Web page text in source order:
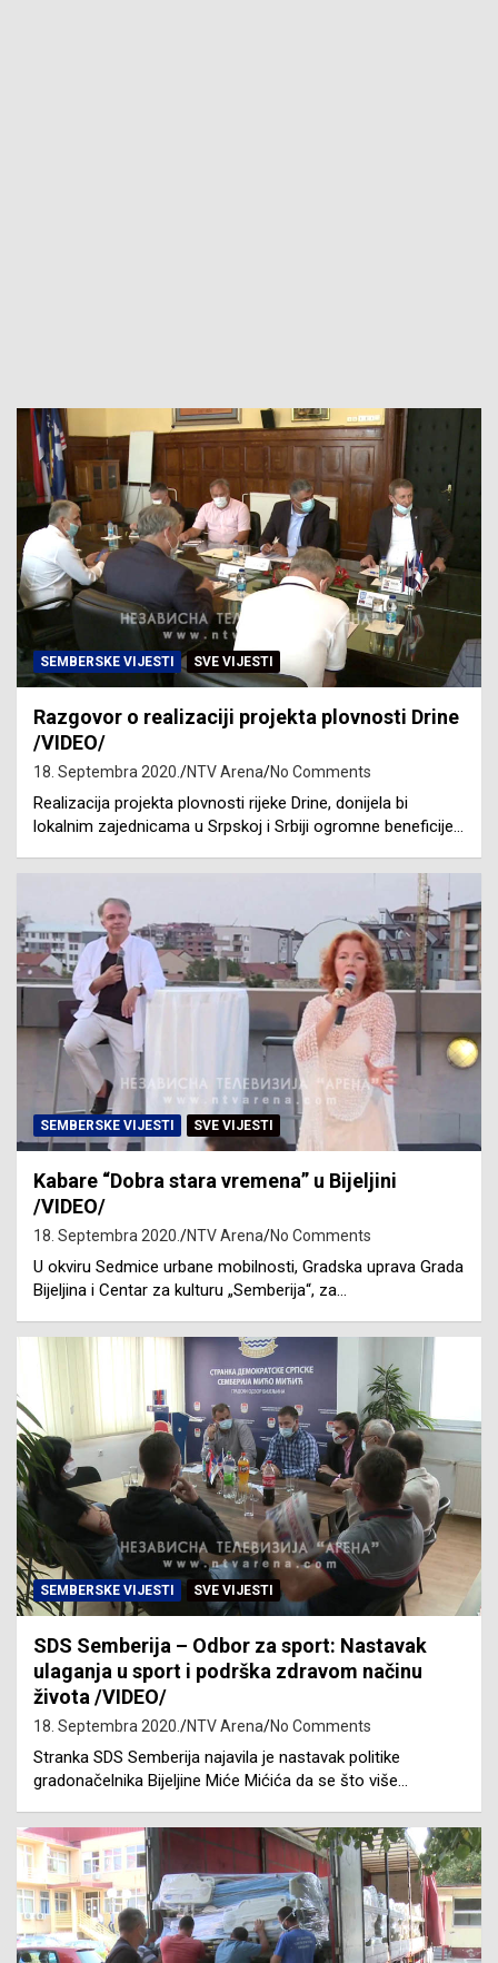
SEMBERSKE VIJESTI SVE VIJESTI
Razgovor o realizaciji projekta plovnosti Drine
/VIDEO/
18. Septembra 2020. NTV Arena No Comments
Realizacija projekta plovnosti rijeke Drine, donijela bi
lokalnim zajednicama u Srpskoj i Srbiji ogromne beneficije…
SEMBERSKE VIJESTI SVE VIJESTI
Kabare “Dobra stara vremena” u Bijeljini
/VIDEO/
18. Septembra 2020. NTV Arena No Comments
U okviru Sedmice urbane mobilnosti, Gradska uprava Grada
Bijeljina i Centar za kulturu „Semberija“, za…
SEMBERSKE VIJESTI SVE VIJESTI
SDS Semberija – Odbor za sport: Nastavak
ulaganja u sport i podrška zdravom načinu
života /VIDEO/
18. Septembra 2020. NTV Arena No Comments
Stranka SDS Semberija najavila je nastavak politike
gradonačelnika Bijeljine Miće Mićića da se što više…